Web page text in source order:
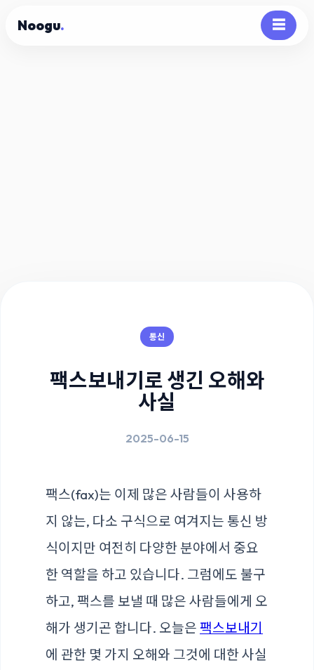
Noogu. ☰
통신
팩스보내기로 생긴 오해와
사실
2025-06-15
팩스(fax)는 이제 많은 사람들이 사용하
지 않는, 다소 구식으로 여겨지는 통신 방
식이지만 여전히 다양한 분야에서 중요
한 역할을 하고 있습니다. 그럼에도 불구
하고, 팩스를 보낼 때 많은 사람들에게 오
해가 생기곤 합니다. 오늘은 팩스보내기
에 관한 몇 가지 오해와 그것에 대한 사실